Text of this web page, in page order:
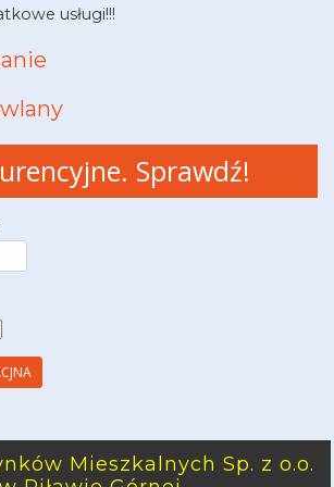
usługi!!!
Sprawdź!
Mieszkalnych Sp. z o.o.